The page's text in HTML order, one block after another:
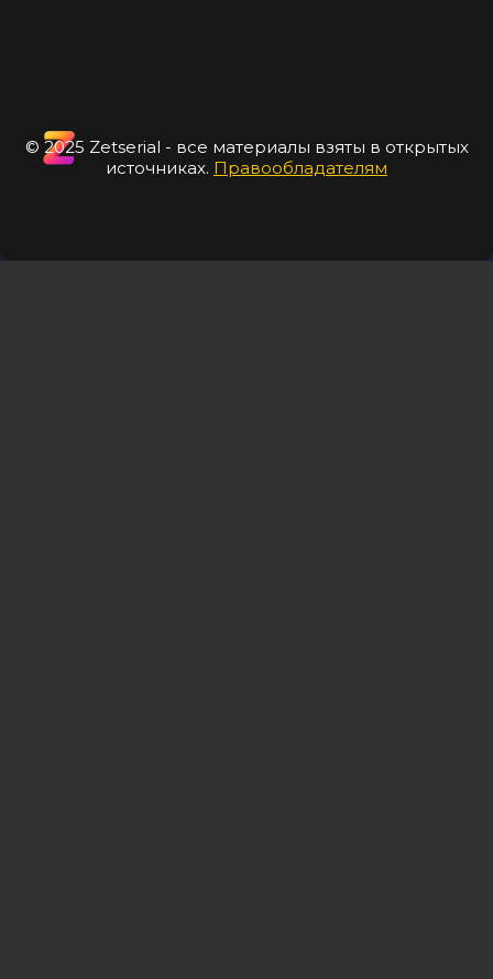
© 2025 Zetserial - все материалы взяты в открытых
источниках. Правообладателям